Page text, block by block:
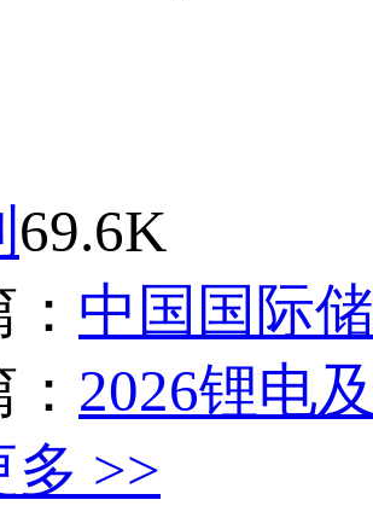
69.6K
中国国际
2026锂电
多 >>